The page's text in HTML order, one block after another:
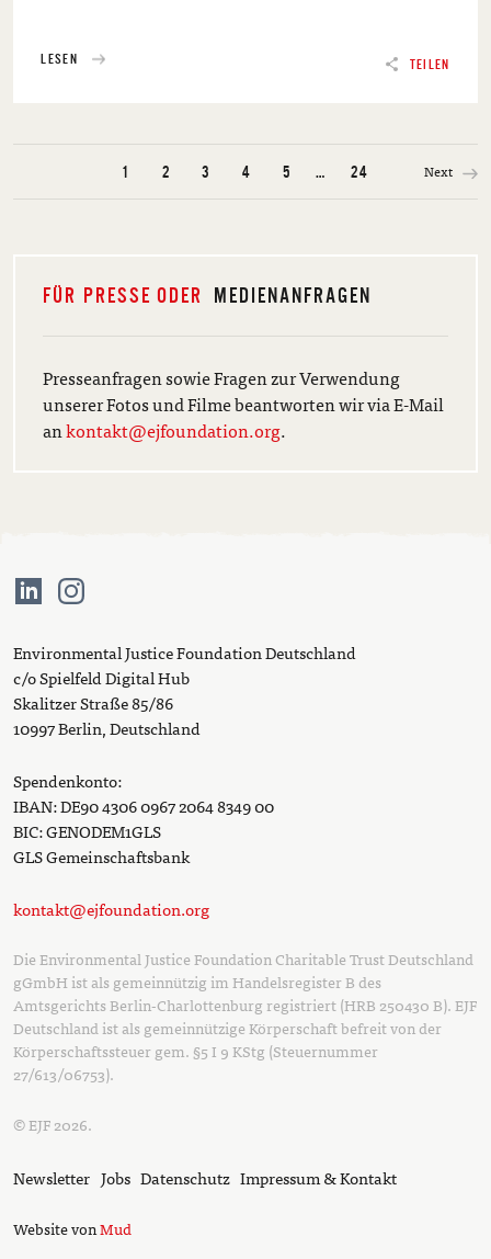
TEILEN
LESEN
1 2 3 4 5 … 24 Next
FÜR PRESSE ODER MEDIENANFRAGEN
Presseanfragen sowie Fragen zur Verwendung
unserer Fotos und Filme beantworten wir via E-Mail
ankontakt@ejfoundation.org.
Environmental Justice Foundation Deutschland
c/o Spielfeld Digital Hub
Skalitzer Straße 85/86
10997 Berlin, Deutschland
Spendenkonto:
IBAN: DE90 4306 0967 2064 8349 00
BIC: GENODEM1GLS
GLS Gemeinschaftsbank
kontakt@ejfoundation.org
Die Environmental Justice Foundation Charitable Trust Deutschland
gGmbH ist als gemeinnützig im Handelsregister B des
Amtsgerichts Berlin-Charlottenburg registriert (HRB 250430 B). EJF
Deutschland ist als gemeinnützige Körperschaft befreit von der
Körperschaftssteuer gem. §5 I 9 KStg (Steuernummer
27/613/06753).
© EJF 2026.
Newsletter Jobs Datenschutz Impressum & Kontakt
Website vonMud